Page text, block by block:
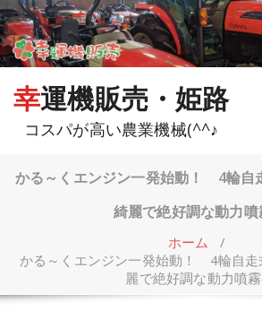
コ
ン
テ
ン
幸運機販売・姫路
コスパが高い農業機械(^^♪
かる～くエンジン一発始動！ 4輪自
綺麗で絶好調な動力噴
ホーム /
かる～くエンジン一発始動！ 4輪自
麗で絶好調な動力噴